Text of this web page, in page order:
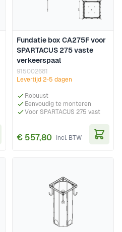
Fundatie box CA275F voor
SPARTACUS 275 vaste
verkeerspaal
915002681
Levertijd 2-5 dagen
Robuust
Eenvoudig te monteren
Voor SPARTACUS 275 vast
€ 557,80